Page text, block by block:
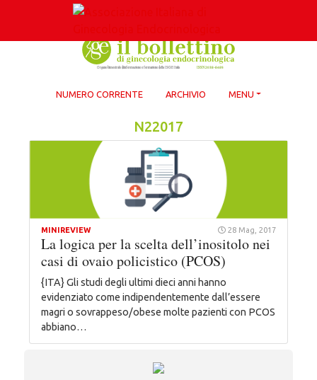
NUMERO CORRENTE ARCHIVIO MENU
N22017
MINIREVIEW 28 Mag, 2017
La logica per la scelta dell’inositolo nei
casi di ovaio policistico (PCOS)
{ITA} Gli studi degli ultimi dieci anni hanno
evidenziato come indipendentemente dall’essere
magri o sovrappeso/obese molte pazienti con PCOS
abbiano…